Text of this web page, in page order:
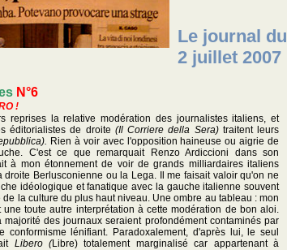
Le journal du
2 juillet 2007
N°6
!
reprises la relative modération des journalistes italiens, et
éditorialistes de droite (Il Corriere della Sera) traitent leurs
Rien à voir avec l'opposition haineuse ou aigrie de
C'est ce que remarquait Renzo Ardiccioni dans son
à mon étonnement de voir de grands milliardaires italiens
droite Berlusconienne ou la Lega. Il me faisait valoir qu'on ne
idéologique et fanatique avec la gauche italienne souvent
la culture du plus haut niveau. Une ombre au tableau : mon
toute autre interprétation à cette modération de bon aloi.
des journaux seraient profondément contaminés par
conformisme lénifiant. Paradoxalement, d'après lui, le seul
Libero (Libre) totalement marginalisé car appartenant à